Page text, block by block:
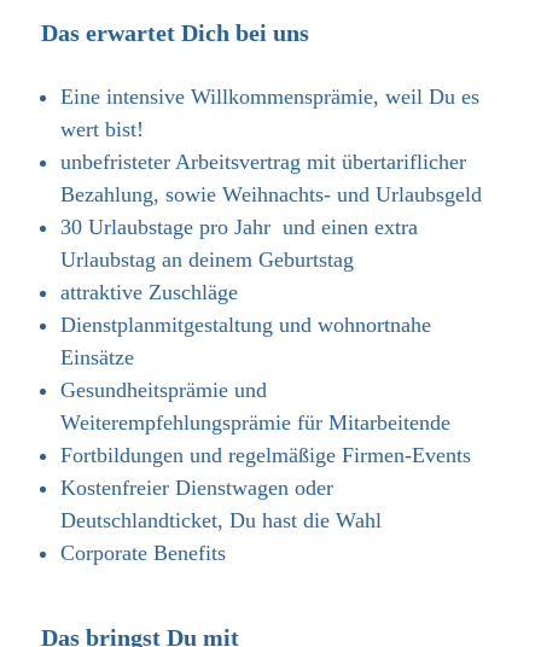
Das erwartet Dich bei uns
Eine intensive Willkommensprämie, weil Du es
wert bist!
unbefristeter Arbeitsvertrag mit übertariflicher
Bezahlung, sowie Weihnachts- und Urlaubsgeld
30 Urlaubstage pro Jahr und einen extra
Urlaubstag an deinem Geburtstag
attraktive Zuschläge
Dienstplanmitgestaltung und wohnortnahe
Einsätze
Gesundheitsprämie und
Weiterempfehlungsprämie für Mitarbeitende
Fortbildungen und regelmäßige Firmen-Events
Kostenfreier Dienstwagen oder
Deutschlandticket, Du hast die Wahl
Corporate Benefits
Das bringst Du mit